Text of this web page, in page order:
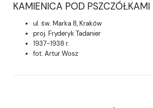
KAMIENICA POD PSZCZÓŁKAMI
ul. św. Marka 8, Kraków
proj. Fryderyk Tadanier
1937-1938 r.
fot. Artur Wosz